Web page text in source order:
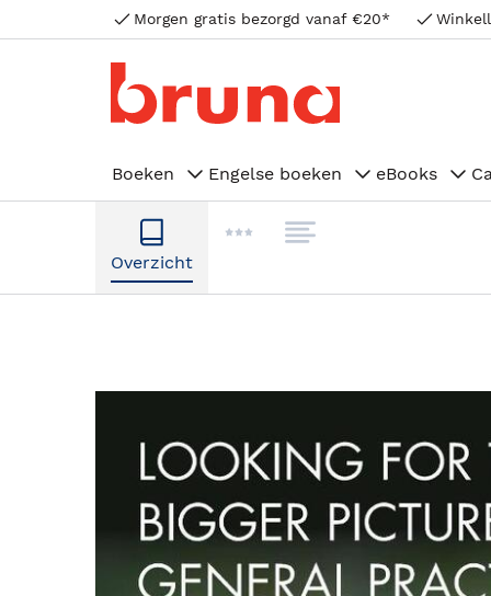
Morgen gratis bezorgd vanaf €20*
Boeken Engelse boeken eBooks
Overzicht